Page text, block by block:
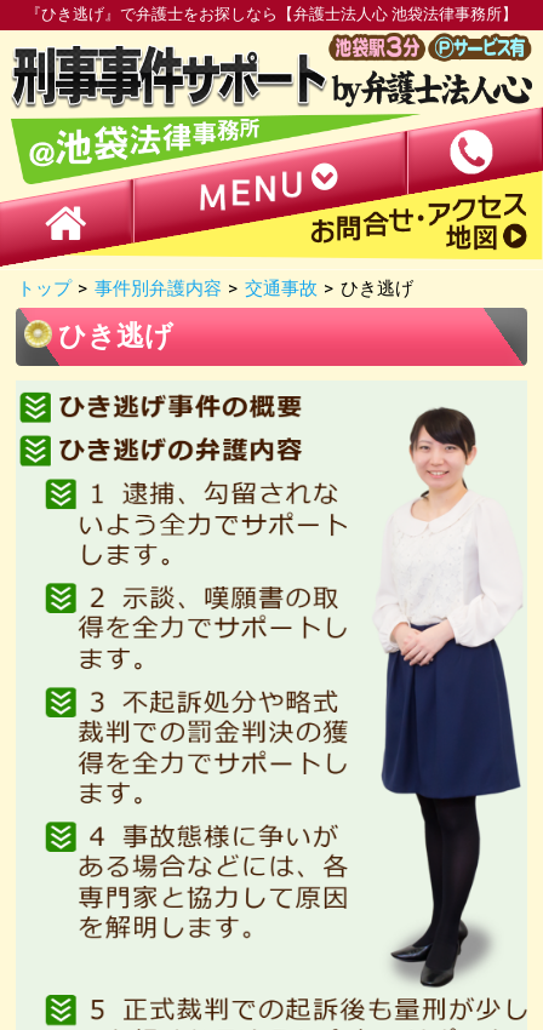
『ひき逃げ』で弁護士をお探しなら【弁護士法人心 池袋法律事務所】
トップ > 事件別弁護内容 > 交通事故 > ひき逃げ
ひき逃げ